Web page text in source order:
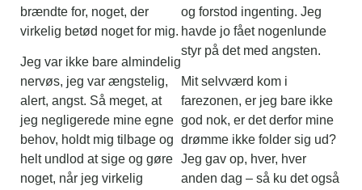
brændte for, noget, der
virkelig betød noget for mig.
Jeg var ikke bare almindelig
nervøs, jeg var ængstelig,
alert, angst. Så meget, at
jeg negligerede mine egne
behov, holdt mig tilbage og
helt undlod at sige og gøre
noget, når jeg virkelig
og forstod ingenting. Jeg
havde jo fået nogenlunde
styr på det med angsten.
Mit selvværd kom i
farezonen, er jeg bare ikke
god nok, er det derfor mine
drømme ikke folder sig ud?
Jeg gav op, hver, hver
anden dag – så ku det også